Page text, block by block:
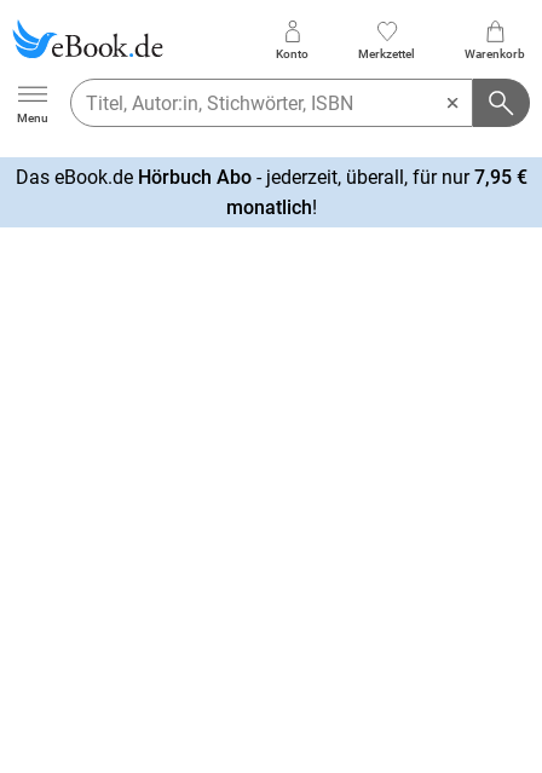
Ebook.de
Menu
Konto Merkzettel Warenkorb
Das eBook.de Hörbuch Abo- jederzeit, überall, für nur7,95 €
monatlich!